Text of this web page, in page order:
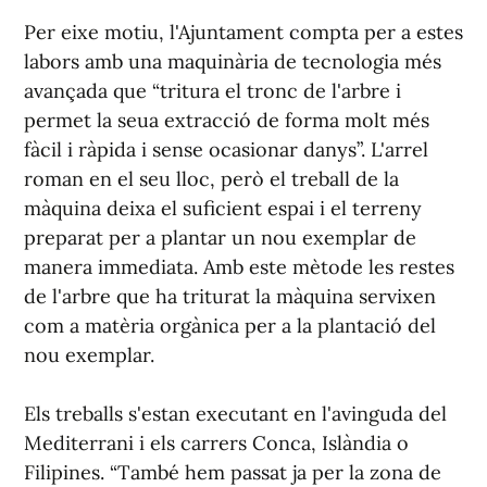
Per eixe motiu, l'Ajuntament compta per a estes
labors amb una maquinària de tecnologia més
avançada que “tritura el tronc de l'arbre i
permet la seua extracció de forma molt més
fàcil i ràpida i sense ocasionar danys”. L'arrel
roman en el seu lloc, però el treball de la
màquina deixa el suficient espai i el terreny
preparat per a plantar un nou exemplar de
manera immediata. Amb este mètode les restes
de l'arbre que ha triturat la màquina servixen
com a matèria orgànica per a la plantació del
nou exemplar.
Els treballs s'estan executant en l'avinguda del
Mediterrani i els carrers Conca, Islàndia o
Filipines. “També hem passat ja per la zona de